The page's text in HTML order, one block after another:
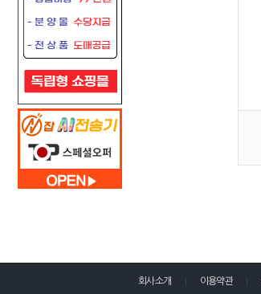
회사소개 이용약관